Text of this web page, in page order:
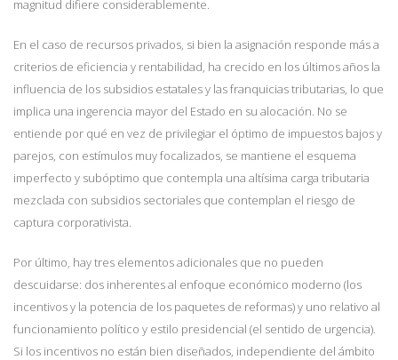
magnitud difiere considerablemente.
En el caso de recursos privados, si bien la asignación responde más a
criterios de eficiencia y rentabilidad, ha crecido en los últimos años la
influencia de los subsidios estatales y las franquicias tributarias, lo que
implica una ingerencia mayor del Estado en su alocación. No se
entiende por qué en vez de privilegiar el óptimo de impuestos bajos y
parejos, con estímulos muy focalizados, se mantiene el esquema
imperfecto y subóptimo que contempla una altísima carga tributaria
mezclada con subsidios sectoriales que contemplan el riesgo de
captura corporativista.
Por último, hay tres elementos adicionales que no pueden
descuidarse: dos inherentes al enfoque económico moderno (los
incentivos y la potencia de los paquetes de reformas) y uno relativo al
funcionamiento político y estilo presidencial (el sentido de urgencia).
Si los incentivos no están bien diseñados, independiente del ámbito